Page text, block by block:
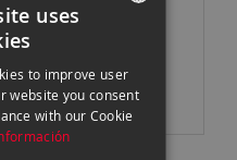
entregando tu
ENGLISH
CATALAN
uses
to improve user
website you consent
with our Cookie